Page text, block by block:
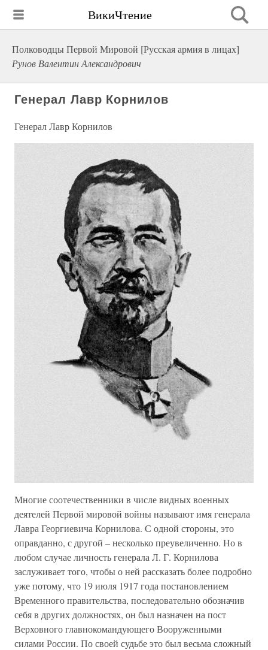
ВикиЧтение
Полководцы Первой Мировой [Русская армия в лицах]
Рунов Валентин Александрович
Генерал Лавр Корнилов
Генерал Лавр Корнилов
Многие соотечественники в числе видных военных
деятелей Первой мировой войны называют имя генерала
Лавра Георгиевича Корнилова. С одной стороны, это
оправданно, с другой – несколько преувеличенно. Но в
любом случае личность генерала Л. Г. Корнилова
заслуживает того, чтобы о ней рассказать более подробно
уже потому, что 19 июля 1917 года постановлением
Временного правительства, последовательно обозначив
себя в других должностях, он был назначен на пост
Верховного главнокомандующего Вооруженными
силами России. По своей судьбе это был весьма сложный